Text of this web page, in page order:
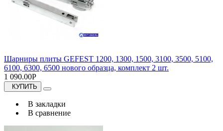
Шарниры плиты GEFEST 1200, 1300, 1500, 3100, 3500, 5100,
6100, 6300, 6500 нового образца, комплект 2 шт.
1 090.00Р
КУПИТЬ
В закладки
В сравнение